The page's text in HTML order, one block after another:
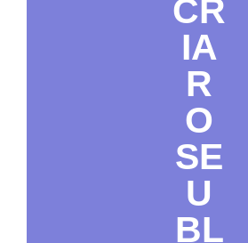
CR
IA
R
O
SE
U
BL